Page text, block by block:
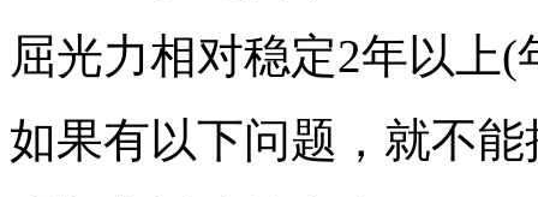
屈光力相对稳定2年以上(
如果有以下问题，就不